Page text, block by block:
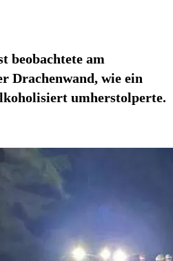
beobachtete am
Drachenwand, wie ein
umherstolperte.